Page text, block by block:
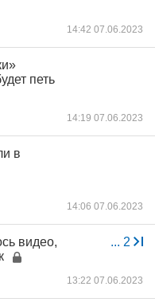
14:42 07.06.2023
петь
14:19 07.06.2023
в
14:06 07.06.2023
... 2
видео,
13:22 07.06.2023